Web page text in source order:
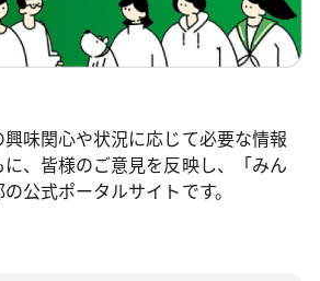
味関心や状況に応じて必要な情報
、皆様のご意見を反映し、「みん
公式ポータルサイトです。